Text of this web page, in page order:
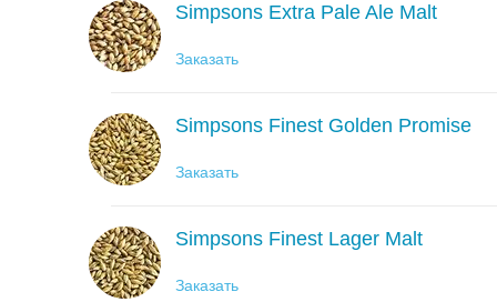
Simpsons Extra Pale Ale Malt
Заказать
Simpsons Finest Golden Promise
Заказать
Simpsons Finest Lager Malt
Заказать